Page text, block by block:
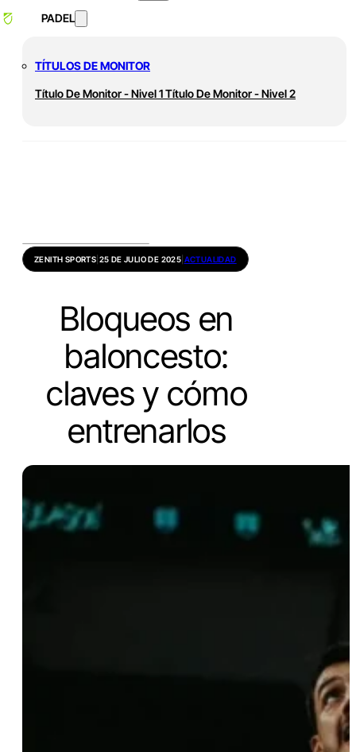
PADEL
TÍTULOS DE MONITOR
Título De Monitor - Nivel 1Título De Monitor - Nivel 2
ZENITH SPORTS 25 DE JULIO DE 2025 ACTUALIDAD
Bloqueos en
baloncesto:
claves y cómo
entrenarlos